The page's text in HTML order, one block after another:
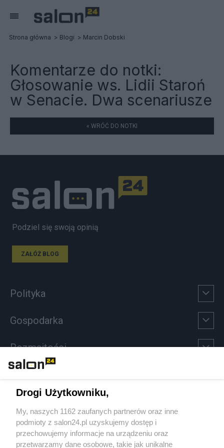
Strona główna Blogi Marcin Dobski
Komentarze do notki:
Głosowanie ws. Lidii Staroń
w Senacie. Dwa scenariusze
« WRÓĆ DO NOTKI
Podziel się swoją opinią
ZAŁÓŻ BLOG
Polityka
Gospodarka
Rozmaitości
Sport
Społeczeństwo
Drogi Użytkowniku,
My, naszych 1162 zaufanych partnerów oraz inne
podmioty z salon24.pl uzyskujemy dostęp i
przechowujemy informacje na urządzeniu oraz
przetwarzamy dane osobowe, takie jak unikalne